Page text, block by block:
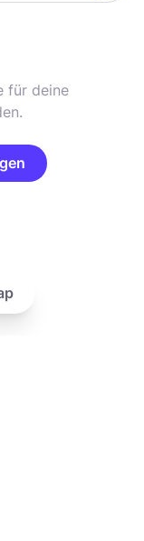
für deine